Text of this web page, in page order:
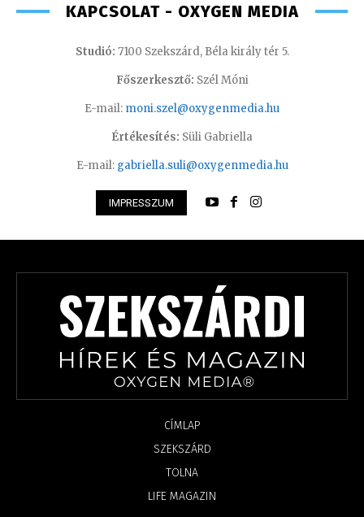
KAPCSOLAT - OXYGEN MEDIA
Studió: 7100 Szekszárd, Béla király tér 5.
Főszerkesztő: Szél Móni
E-mail: moni.szel@oxygenmedia.hu
Értékesítés: Süli Gabriella
E-mail: gabriella.suli@oxygenmedia.hu
IMPRESSZUM
CÍMLAP
SZEKSZÁRD
TOLNA
LIFE MAGAZIN